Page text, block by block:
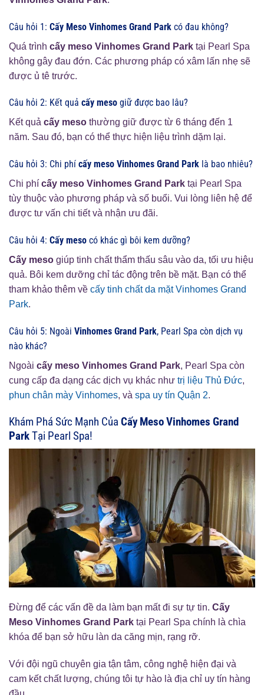
Câu hỏi 1: Cấy Meso Vinhomes Grand Park có đau không?
Quá trình cấy meso Vinhomes Grand Park tại Pearl Spa
không gây đau đớn. Các phương pháp có xâm lấn nhẹ sẽ
được ủ tê trước.
Câu hỏi 2: Kết quả cấy meso giữ được bao lâu?
Kết quả cấy meso thường giữ được từ 6 tháng đến 1
năm. Sau đó, bạn có thể thực hiện liệu trình dặm lại.
Câu hỏi 3: Chi phí cấy meso Vinhomes Grand Park là bao nhiêu?
Chi phí cấy meso Vinhomes Grand Park tại Pearl Spa
tùy thuộc vào phương pháp và số buổi. Vui lòng liên hệ để
được tư vấn chi tiết và nhận ưu đãi.
Câu hỏi 4: Cấy meso có khác gì bôi kem dưỡng?
Cấy meso giúp tinh chất thẩm thấu sâu vào da, tối ưu hiệu
quả. Bôi kem dưỡng chỉ tác động trên bề mặt. Bạn có thể
tham khảo thêm về cấy tinh chất da mặt Vinhomes Grand
Park.
Câu hỏi 5: Ngoài Vinhomes Grand Park, Pearl Spa còn dịch vụ
nào khác?
Ngoài cấy meso Vinhomes Grand Park, Pearl Spa còn
cung cấp đa dạng các dịch vụ khác như trị liệu Thủ Đức,
phun chân mày Vinhomes, và spa uy tín Quận 2.
Khám Phá Sức Mạnh Của Cấy Meso Vinhomes Grand
ParkTại Pearl Spa!
Đừng để các vấn đề da làm bạn mất đi sự tự tin. Cấy
Meso Vinhomes Grand Park tại Pearl Spa chính là chìa
khóa để bạn sở hữu làn da căng mịn, rạng rỡ.
Với đội ngũ chuyên gia tận tâm, công nghệ hiện đại và
cam kết chất lượng, chúng tôi tự hào là địa chỉ uy tín hàng